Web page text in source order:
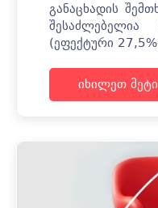
განაცხადის
(ეფექტური
იხილეთ მეტი